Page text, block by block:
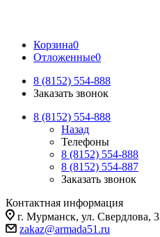
Корзина0
Отложенные0
8 (8152) 554-888
Заказать звонок
8 (8152) 554-888
Назад
Телефоны
8 (8152) 554-888
8 (8152) 554-887
Заказать звонок
Контактная информация
г. Мурманск, ул. Свердлова,
zakaz@armada51.ru